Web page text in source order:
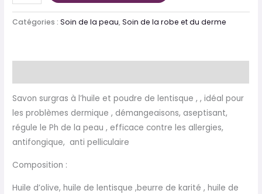
Catégories :Soin de la peau,Soin de la robe et du derme
Savon surgras à l’huile et poudre de lentisque , , idéal pour
les problèmes dermique , démangeaisons, aseptisant,
régule le Ph de la peau , efficace contre les allergies,
antifongique, anti pelliculaire
Composition :
Huile d’olive, huile de lentisque ,beurre de karité , huile de